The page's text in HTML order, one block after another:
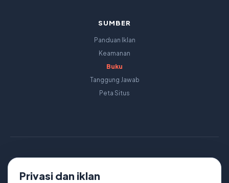
SUMBER
Panduan Iklan
Keamanan
Buku
Tanggung Jawab
Peta Situs
Tentang Kami
Privasi dan iklan